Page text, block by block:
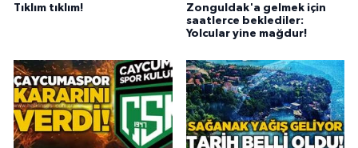
Tıklım tıklım!
Zonguldak'a gelmek için
saatlerce beklediler:
Yolcular yine mağdur!